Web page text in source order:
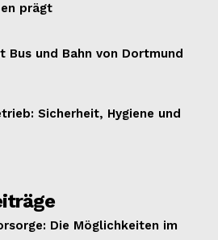
prägt
Bus und Bahn von Dortmund
Sicherheit, Hygiene und
Die Möglichkeiten im